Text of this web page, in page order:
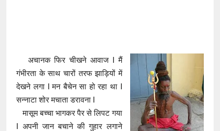
अचानक फिर चीखने आवाज I मैं
गंभीरता के साथ चारों तरफ झाड़ियों में
देखने लगा I मन बैचेन सा हो रहा था I
सन्नाटा शोर मचाता डरावना I
मासूम बच्चा भागकर पैर से लिपट गया
I अपनी जान बचाने की गुहार लगाने